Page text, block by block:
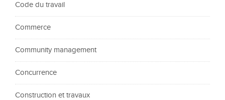
Code du travail
Commerce
Community management
Concurrence
Construction et travaux